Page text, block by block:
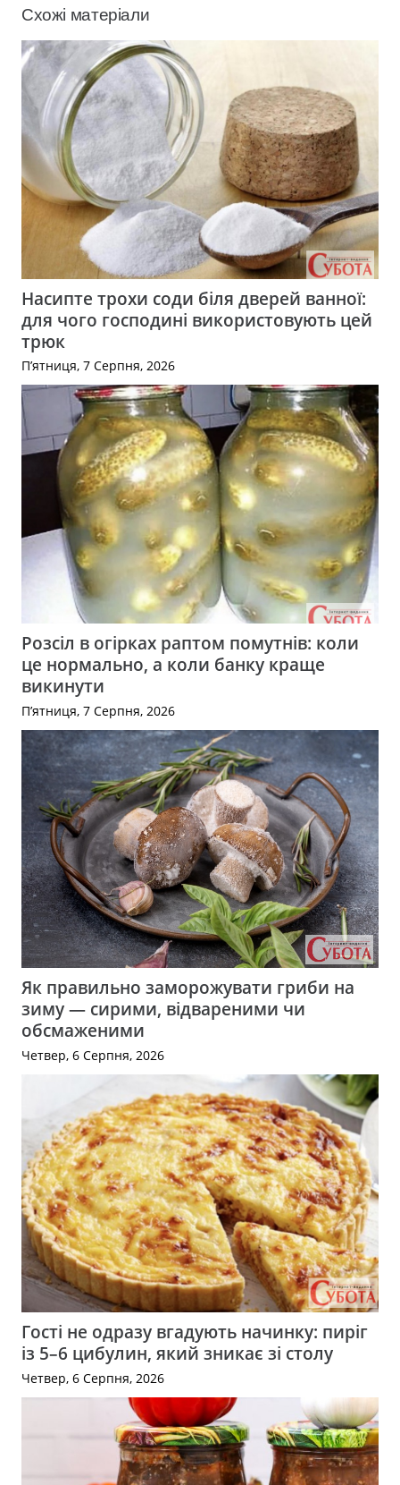
Схожі матеріали
Насипте трохи соди біля дверей ванної:
для чого господині використовують цей
трюк
П’ятниця, 7 Серпня, 2026
Розсіл в огірках раптом помутнів: коли
це нормально, а коли банку краще
викинути
П’ятниця, 7 Серпня, 2026
Як правильно заморожувати гриби на
зиму — сирими, відвареними чи
обсмаженими
Четвер, 6 Серпня, 2026
Гості не одразу вгадують начинку: пиріг
із 5–6 цибулин, який зникає зі столу
Четвер, 6 Серпня, 2026